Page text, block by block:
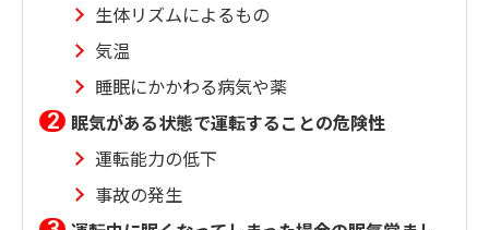
生体リズムによるもの
気温
睡眠にかかわる病気や薬
眠気がある状態で運転することの危険性
運転能力の低下
事故の発生